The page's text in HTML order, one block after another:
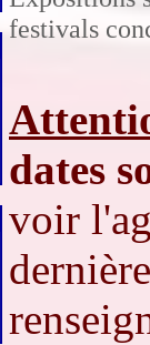
festivals
dates
voir